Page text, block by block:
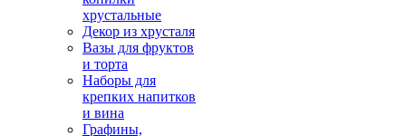
хрустальные
Декор из хрусталя
Вазы для фруктов
и торта
Наборы для
крепких напитков
и вина
Графины,